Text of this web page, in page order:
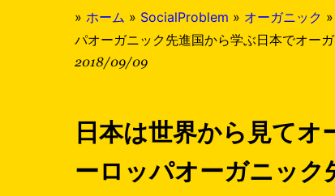
» ホーム » SocialProblem » オーガニック »
パオーガニック先進国から学ぶ日本でオー
2018/09/09
日本は世界から見て
ーロッパオーガニック